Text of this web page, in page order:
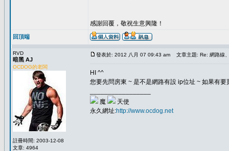
感謝回覆，敬祝生意興隆！
回頂端
RVD
暗黑 AJ
OCDOG的老闆
註冊時間: 2003-12-08
文章: 4964
發表於: 2012 八月 07 09:43 am 文章主題: Re: 網路線
HI ^^
您要先問房東 ~ 是不是網路有設 ip位址 ~ 如果有
魔
天使
永久網址:http://www.ocdog.net